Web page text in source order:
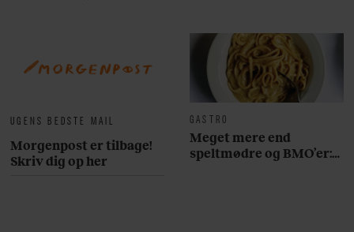
UGENS BEDSTE MAIL
Morgenpost er tilbage!
Skriv dig op her
GASTRO
Meget mere end
speltmødre og BMO’er: